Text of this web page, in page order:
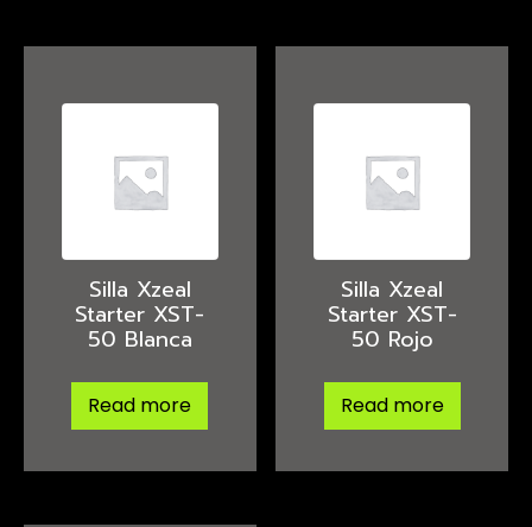
Silla Xzeal
Starter XST-
50 Blanca
Read more
Silla Xzeal
Starter XST-
50 Rojo
Read more